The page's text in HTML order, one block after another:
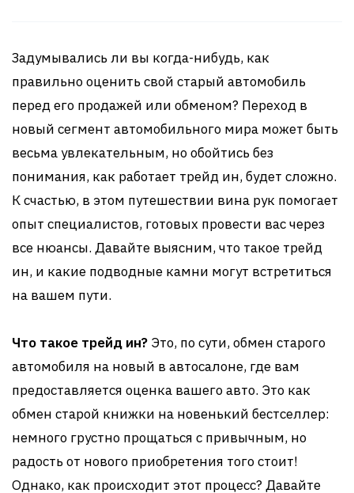
Задумывались ли вы когда-нибудь, как
правильно оценить свой старый автомобиль
перед его продажей или обменом? Переход в
новый сегмент автомобильного мира может быть
весьма увлекательным, но обойтись без
понимания, как работает трейд ин, будет сложно.
К счастью, в этом путешествии вина рук помогает
опыт специалистов, готовых провести вас через
все нюансы. Давайте выясним, что такое трейд
ин, и какие подводные камни могут встретиться
на вашем пути.
Что такое трейд ин? Это, по сути, обмен старого
автомобиля на новый в автосалоне, где вам
предоставляется оценка вашего авто. Это как
обмен старой книжки на новенький бестселлер:
немного грустно прощаться с привычным, но
радость от нового приобретения того стоит!
Однако, как происходит этот процесс? Давайте